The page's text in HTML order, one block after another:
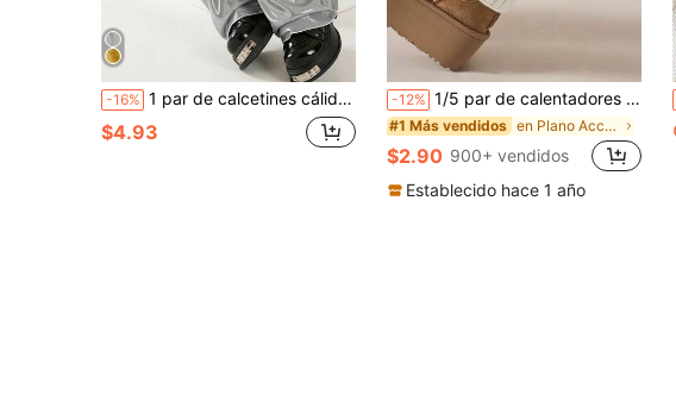
-16% 1 par de calcetines cálidos para mujer, calcetines de moda brillantes plateados, calcetines cómodos hasta la pantorrilla, calcetines preppy hasta la rodilla y la pantorrilla, calcetines largos por encima de la rodilla, para festivales de música y fiestas, adecuados para diversos atuendos diarios
$4.93
-12% 1/5 par de calentadores de piernas para mujer, calcetines de pantorrilla tejidos en blanco, aptos para otoño/invierno. Calentadores de piernas de punto grueso para mujer, cálidos, con puño impermeable, suaves y cálidos, ideal para capas de moda, esencial para otoño/invierno.
#1 Más vendidos en Plano Accesorios térmicos para mujer
$2.90 900+ vendidos
Establecido hace 1 año